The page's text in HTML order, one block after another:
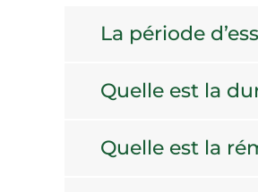
La période
Quelle est la
Quelle est la